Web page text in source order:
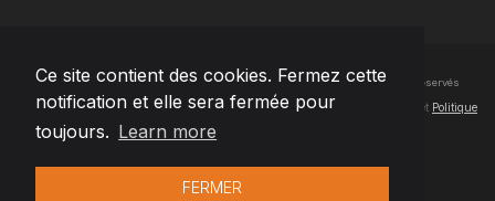
Ce site contient des cookies. Fermez cette
notification et elle sera fermée pour
toujours. Learn more
FERMER
© Droits d'auteur2026 Team Extension SA France- Tous les droits sont réservés
Changelog● En utilisant ce site, vous acceptez nos Conditions d'utilisation et Politique
de confidentialité